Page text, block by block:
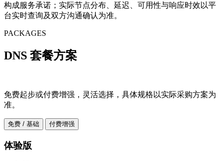
构成服务承诺；实际节点分布、延迟、可用性与响应时效以平
台实时查询及双方沟通确认为准。
PACKAGES
DNS 套餐方案
免费起步或付费增强，灵活选择，具体规格以实际采购方案为
准。
免费 / 基础 付费增强
体验版